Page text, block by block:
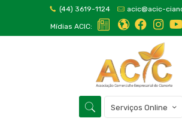
(44) 3619-1124 acic@acic-
Mídias ACIC:
Serviços Online